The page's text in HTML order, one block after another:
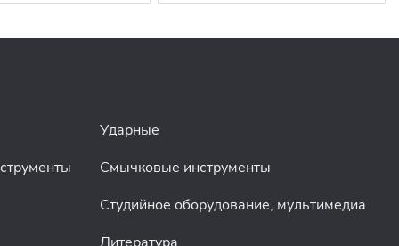
Ударные
Смычковые инструменты
Студийное оборудование, мультимедиа